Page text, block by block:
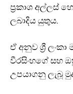
ප්‍රකාශ අල්ලස්
ලබාදිය යුතුය.
ඒ අනුව ශ්‍රී
වීරසිංහගේ සහ
උපයාගනු ලැබූ